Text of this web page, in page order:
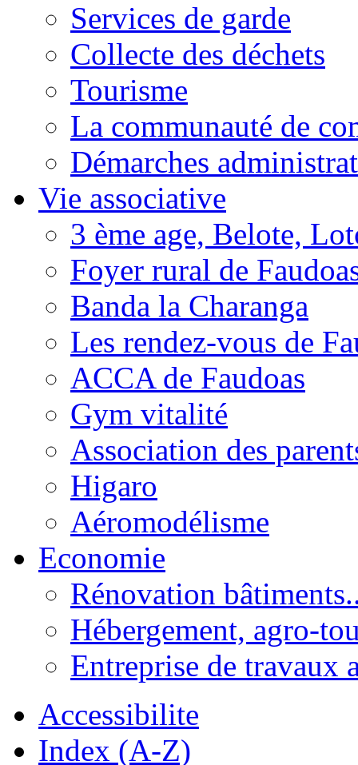
Services de garde
Collecte des déchets
Tourisme
La communauté de
Démarches
Vie associative
3 ème age, Belote,
Foyer rural de
Banda la Charanga
Les rendez-vous de
ACCA de Faudoas
Gym vitalité
Association des
Higaro
Aéromodélisme
Economie
Rénovation
Hébergement, agro-
Entreprise de travaux
Accessibilite
Index (A-Z)